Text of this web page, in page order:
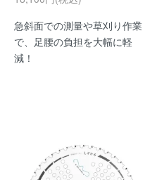
急斜面での測量や草刈り作業
で、足腰の負担を大幅に軽
減！